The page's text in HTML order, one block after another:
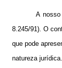
A
8.245/91). O
que pode
natureza